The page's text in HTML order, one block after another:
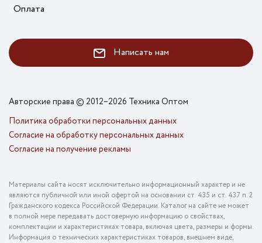
Оплата
Написать нам
Авторские права © 2012–2026 Техника Оптом
Политика обработки персональных данных
Согласие на обработку персональных данных
Согласие на получение рекламы
Материалы сайта носят исключительно информационный характер и не
являются публичной или иной офертой на основании ст. 435 и ст. 437 п. 2
Гражданского кодекса Российской Федерации. Каталог на сайте не может
в полной мере передавать достоверную информацию о свойствах,
комплектации и характеристиках товара, включая цвета, размеры и формы.
Информация о технических характеристиках товаров, внешнем виде,